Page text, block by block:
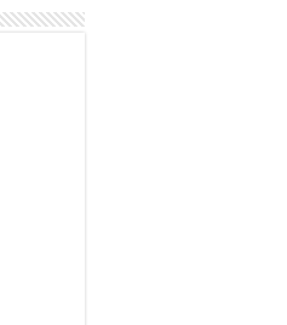
14 минут
Онцгой